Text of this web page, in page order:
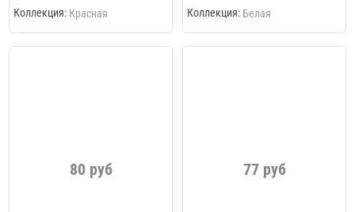
Коллекция: Красная Коллекция: Белая
80 руб 77 руб